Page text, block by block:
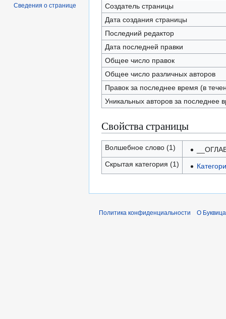
Создатель страницы
Дата создания страницы
Последний редактор
Дата последней правки
Общее число правок
Общее число различных авторов
Правок за последнее время (в
Уникальных авторов за последнее
Свойства страницы
Волшебное слово (1)
Скрытая категория (1)
Сведения о странице
Политика конфиденциальности О Буквица